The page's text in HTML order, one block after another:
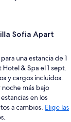
Sofia Apart
una estancia de 1
& Spa el 1 sept.
y cargos incluidos.
más bajo
en los
a cambios. Elige las